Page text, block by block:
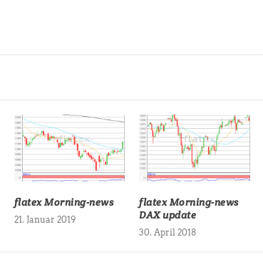
flatex Morning-news
21. Januar 2019
flatex Morning-news
DAX update
30. April 2018